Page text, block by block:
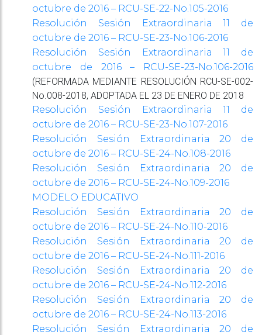
octubre de 2016 – RCU-SE-22-No.105-2016
Resolución Sesión Extraordinaria 11 de
octubre de 2016 – RCU-SE-23-No.106-2016
Resolución Sesión Extraordinaria 11 de
octubre de 2016 – RCU-SE-23-No.106-2016
(REFORMADA MEDIANTE RESOLUCIÓN RCU-SE-002-
No.008-2018, ADOPTADA EL 23 DE ENERO DE 2018
Resolución Sesión Extraordinaria 11 de
octubre de 2016 – RCU-SE-23-No.107-2016
Resolución Sesión Extraordinaria 20 de
octubre de 2016 – RCU-SE-24-No.108-2016
Resolución Sesión Extraordinaria 20 de
octubre de 2016 – RCU-SE-24-No.109-2016
MODELO EDUCATIVO
Resolución Sesión Extraordinaria 20 de
octubre de 2016 – RCU-SE-24-No.110-2016
Resolución Sesión Extraordinaria 20 de
octubre de 2016 – RCU-SE-24-No.111-2016
Resolución Sesión Extraordinaria 20 de
octubre de 2016 – RCU-SE-24-No.112-2016
Resolución Sesión Extraordinaria 20 de
octubre de 2016 – RCU-SE-24-No.113-2016
Resolución Sesión Extraordinaria 20 de